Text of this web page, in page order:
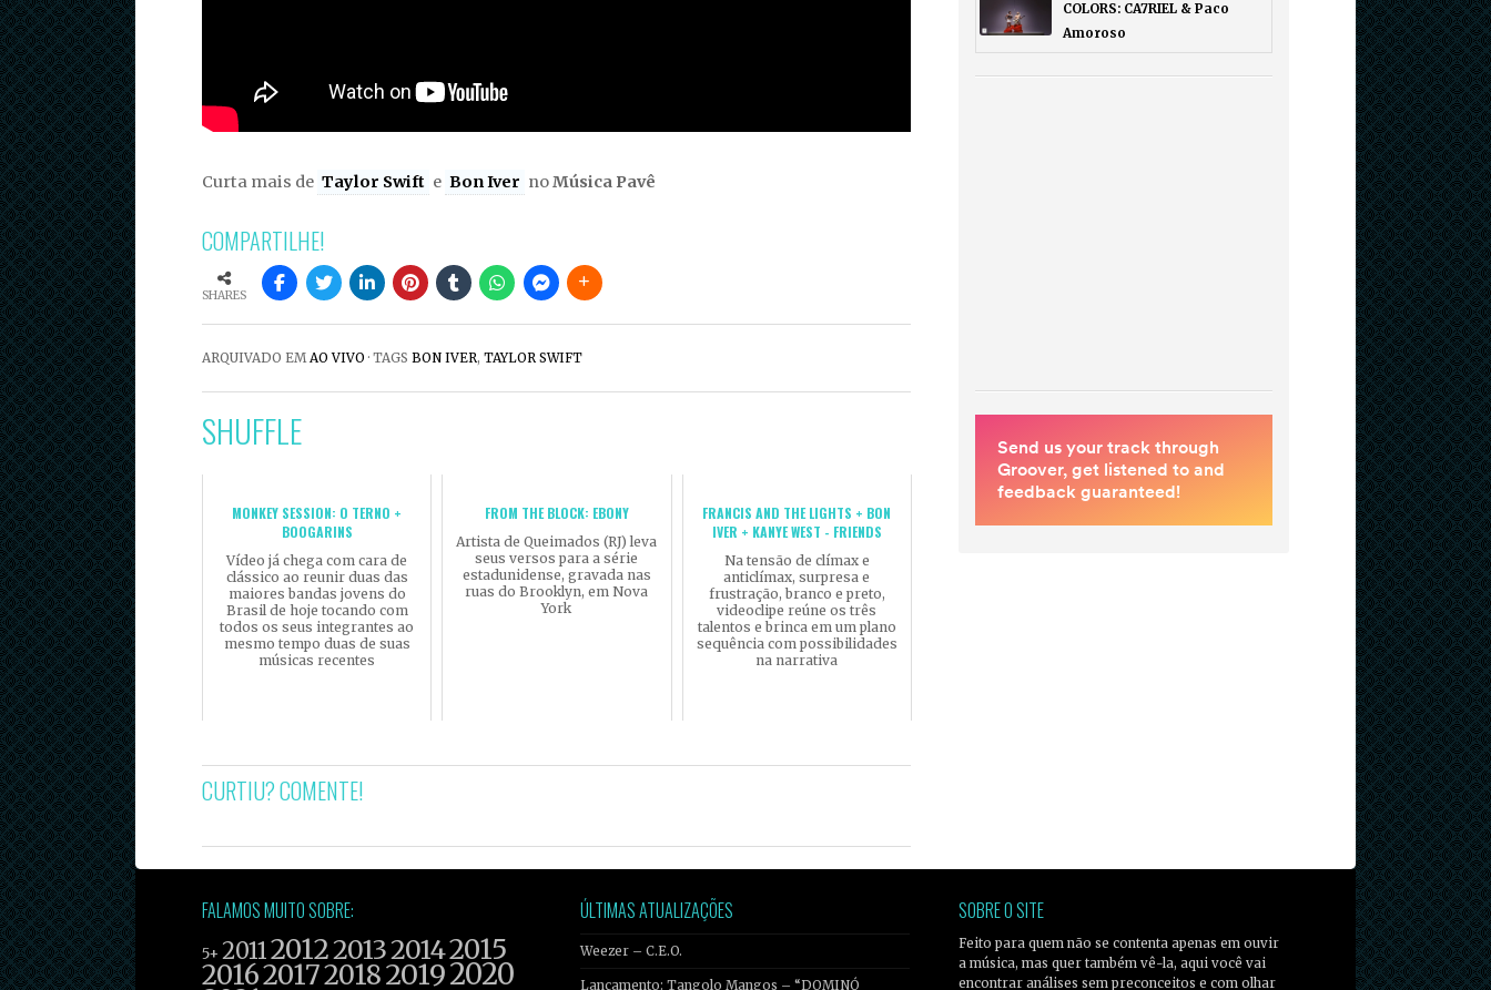
Curta mais de Taylor Swift e Bon Iver noMúsica Pavê
COMPARTILHE!
SHARES
ARQUIVADO EMAO VIVO · TAGS BON IVER, TAYLOR SWIFT
SHUFFLE
MONKEY SESSION: O TERNO +
BOOGARINS
Vídeo já chega com cara de
clássico ao reunir duas das
maiores bandas jovens do
Brasil de hoje tocando com
todos os seus integrantes ao
mesmo tempo duas de suas
músicas recentes
FROM THE BLOCK: EBONY
Artista de Queimados (RJ) leva
seus versos para a série
estadunidense, gravada nas
ruas do Brooklyn, em Nova
York
FRANCIS AND THE LIGHTS + BON
IVER + KANYE WEST - FRIENDS
Na tensão de clímax e
anticlímax, surpresa e
frustração, branco e preto,
videoclipe reúne os três
talentos e brinca em um plano
sequência com possibilidades
na narrativa
CURTIU? COMENTE!
COLORS: CA7RIEL & Paco
Amoroso
FALAMOS MUITO SOBRE:
5+ 20112012201320142015
20162017201820192020
ÚLTIMAS ATUALIZAÇÕES
Weezer – C.E.O.
Lançamento: Tangolo Mangos – “DOMINÓ
SOBRE O SITE
Feito para quem não se contenta apenas em ouvir
a música, mas quer também vê-la, aqui você vai
encontrar análises sem preconceitos e com olhar